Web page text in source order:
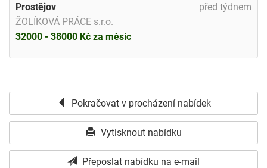
před týdnem
Prostějov
ŽOLÍKOVÁ PRÁCE s.r.o.
32000 - 38000 Kč za měsíc
Pokračovat v procházení nabídek
Vytisknout nabídku
Přeposlat nabídku na e-mail